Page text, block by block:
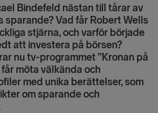
Bindefeld nästan till tårar av
sparande? Vad får Robert Wells
stjärna, och varför började
att investera på börsen?
nu tv-programmet ”Kronan på
möta välkända och
med unika berättelser, som
om sparande och